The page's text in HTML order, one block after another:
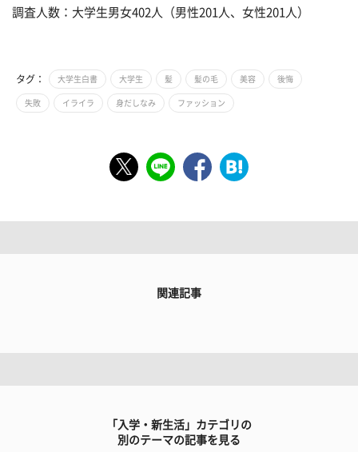
調査人数：大学生男女402人（男性201人、女性201人）
タグ： 大学生白書 大学生 髪 髪の毛 美容 後悔
失敗 イライラ 身だしなみ ファッション
関連記事
「入学・新生活」カテゴリの
別のテーマの記事を見る